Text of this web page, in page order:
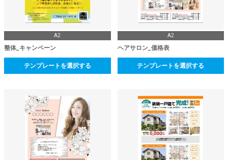
A2
整体_キャンペーン
テンプレートを選択する
A2
ヘアサロン_価格表
テンプレートを選択する